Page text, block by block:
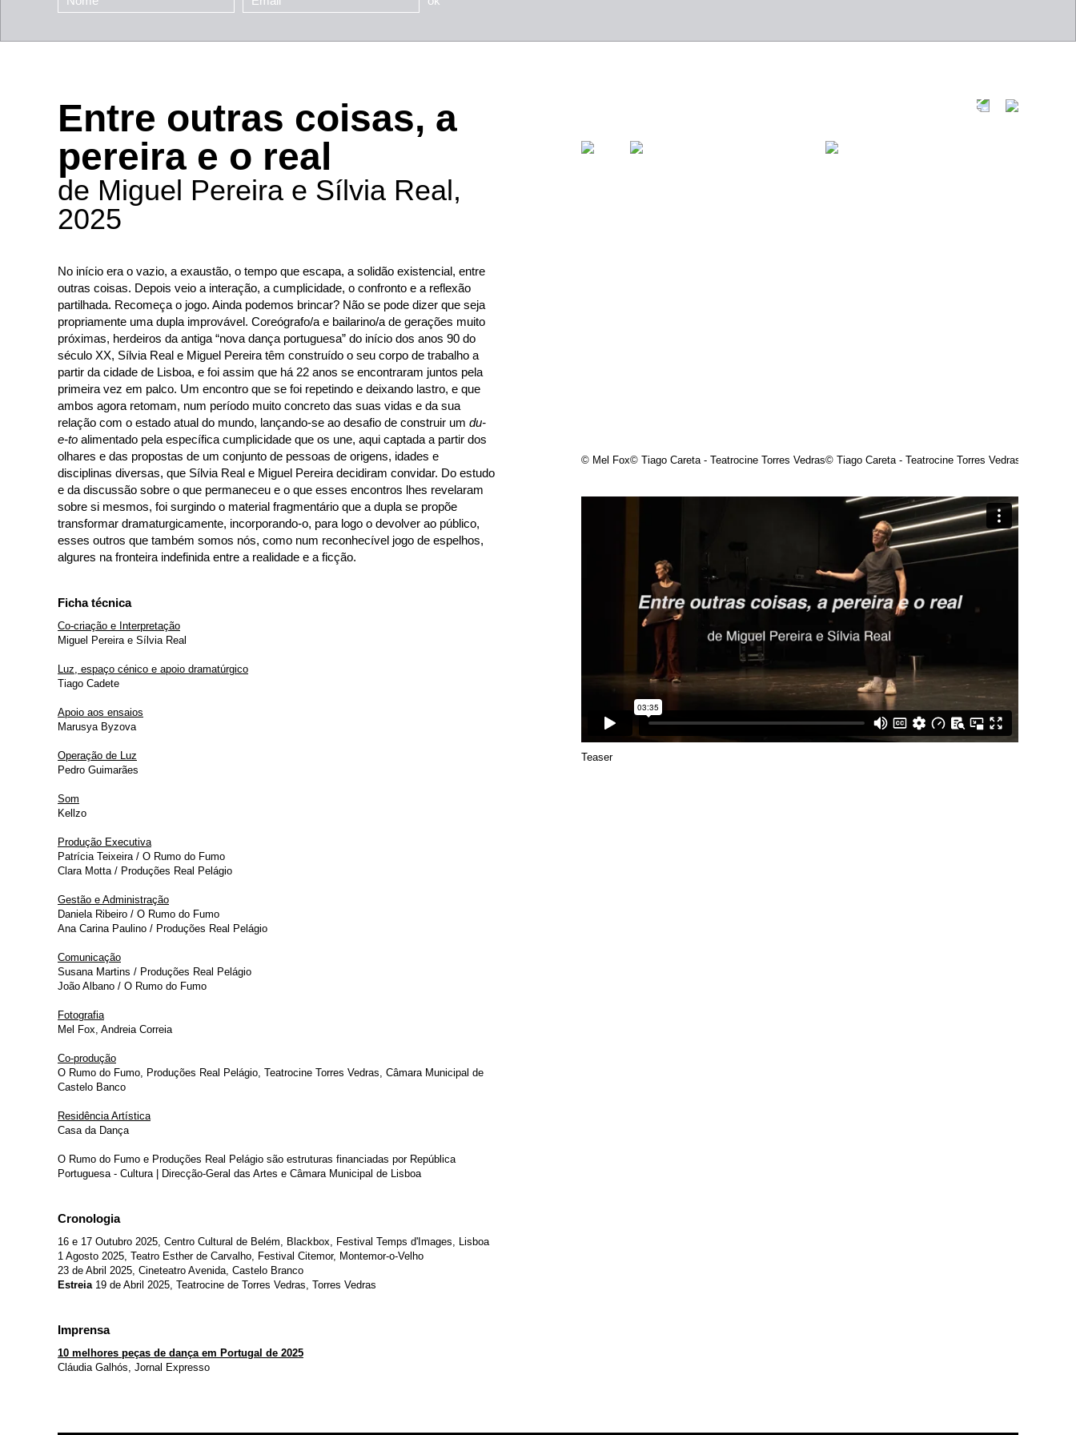
Entre outras coisas, a
pereira e o real
de Miguel Pereira e Sílvia Real,
2025
No início era o vazio, a exaustão, o tempo que escapa, a solidão existencial, entre
outras coisas. Depois veio a interação, a cumplicidade, o confronto e a reflexão
partilhada. Recomeça o jogo. Ainda podemos brincar? Não se pode dizer que seja
propriamente uma dupla improvável. Coreógrafo/a e bailarino/a de gerações muito
próximas, herdeiros da antiga “nova dança portuguesa” do início dos anos 90 do
século XX, Sílvia Real e Miguel Pereira têm construído o seu corpo de trabalho a
partir da cidade de Lisboa, e foi assim que há 22 anos se encontraram juntos pela
primeira vez em palco. Um encontro que se foi repetindo e deixando lastro, e que
ambos agora retomam, num período muito concreto das suas vidas e da sua
relação com o estado atual do mundo, lançando-se ao desafio de construir um du-
e-to alimentado pela específica cumplicidade que os une, aqui captada a partir dos
olhares e das propostas de um conjunto de pessoas de origens, idades e
disciplinas diversas, que Sílvia Real e Miguel Pereira decidiram convidar. Do estudo
e da discussão sobre o que permaneceu e o que esses encontros lhes revelaram
sobre si mesmos, foi surgindo o material fragmentário que a dupla se propõe
transformar dramaturgicamente, incorporando-o, para logo o devolver ao público,
esses outros que também somos nós, como num reconhecível jogo de espelhos,
algures na fronteira indefinida entre a realidade e a ficção.
Ficha técnica
Co-criação e Interpretação
Miguel Pereira e Sílvia Real
Luz, espaço cénico e apoio dramatúrgico
Tiago Cadete
Apoio aos ensaios
Marusya Byzova
Operação de Luz
Pedro Guimarães
Som
Kellzo
Produção Executiva
Patrícia Teixeira / O Rumo do Fumo
Clara Motta / Produções Real Pelágio
Gestão e Administração
Daniela Ribeiro / O Rumo do Fumo
Ana Carina Paulino / Produções Real Pelágio
Comunicação
Susana Martins / Produções Real Pelágio
João Albano / O Rumo do Fumo
Fotografia
Mel Fox, Andreia Correia
Co-produção
O Rumo do Fumo, Produções Real Pelágio, Teatrocine Torres Vedras, Câmara Municipal de
Castelo Banco
Residência Artística
Casa da Dança
O Rumo do Fumo e Produções Real Pelágio são estruturas financiadas por República
Portuguesa - Cultura | Direcção-Geral das Artes e Câmara Municipal de Lisboa
Cronologia
16 e 17 Outubro 2025, Centro Cultural de Belém, Blackbox, Festival Temps d'Images, Lisboa
1 Agosto 2025, Teatro Esther de Carvalho, Festival Citemor, Montemor-o-Velho
23 de Abril 2025, Cineteatro Avenida, Castelo Branco
Estreia19 de Abril 2025, Teatrocine de Torres Vedras, Torres Vedras
Imprensa
10 melhores peças de dança em Portugal de 2025
Cláudia Galhós, Jornal Expresso
© Mel Fox© Tiago Careta - Teatrocine Torres Vedras© Tiago Careta - Teatrocine Torres Vedras
Teaser